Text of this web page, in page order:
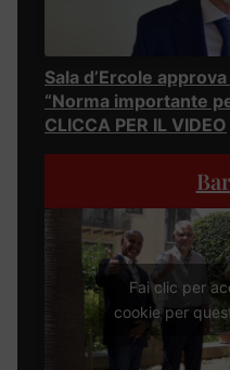
Sala d’Ercole
“Norma importante
CLICCA PER IL VIDEO
Fai clic per
cookie per